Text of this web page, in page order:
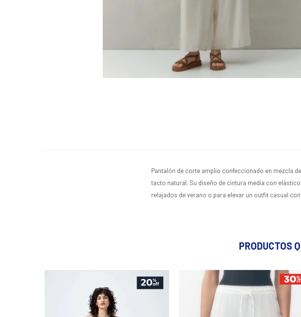
Pantalón de corte amplio confeccionado en mezcla
tacto natural. Su diseño de cintura media con
relajados de verano o para elevar un outfit casual
PRODUCTOS